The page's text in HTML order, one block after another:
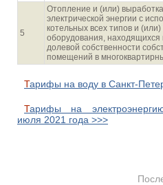
5
Отопление и (или) выработка
электрической энергии с
котельных всех типов и (или)
оборудования, находящихся
долевой собственности
помещений в
Тарифы на воду в Санкт-
Тарифы на электроэнергию в Санкт-Петербурге с 1
июля 2021 года >>>